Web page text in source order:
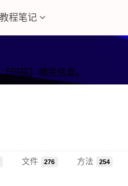
教程笔记
何获】相关信息。
文件 276 方法 254